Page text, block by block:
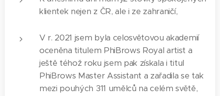
klientek nejen z ČR, ale i ze zahraničí,
V r. 2021 jsem byla celosvětovou akademií
oceněna titulem PhiBrows Royal artist a
ještě téhož roku jsem pak získala i titul
PhiBrows Master Assistant a zařadila se tak
mezi pouhých 311 umělců na celém světě,